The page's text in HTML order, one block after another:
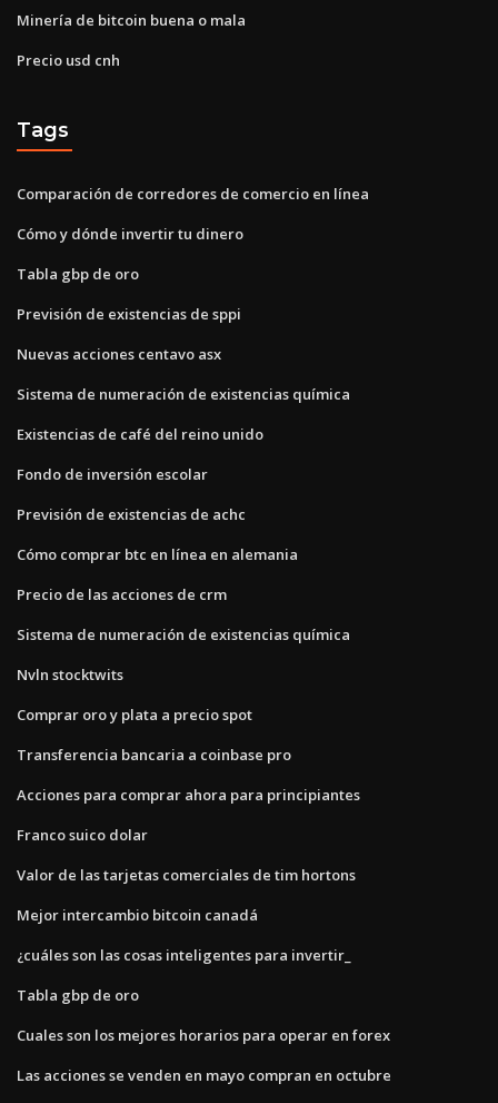
Minería de bitcoin buena o mala
Precio usd cnh
Tags
Comparación de corredores de comercio en línea
Cómo y dónde invertir tu dinero
Tabla gbp de oro
Previsión de existencias de sppi
Nuevas acciones centavo asx
Sistema de numeración de existencias química
Existencias de café del reino unido
Fondo de inversión escolar
Previsión de existencias de achc
Cómo comprar btc en línea en alemania
Precio de las acciones de crm
Sistema de numeración de existencias química
Nvln stocktwits
Comprar oro y plata a precio spot
Transferencia bancaria a coinbase pro
Acciones para comprar ahora para principiantes
Franco suico dolar
Valor de las tarjetas comerciales de tim hortons
Mejor intercambio bitcoin canadá
¿cuáles son las cosas inteligentes para invertir_
Tabla gbp de oro
Cuales son los mejores horarios para operar en forex
Las acciones se venden en mayo compran en octubre